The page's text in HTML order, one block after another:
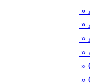
»
»
»
»
»
»